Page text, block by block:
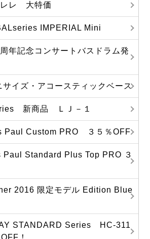
レ 大特価
IMPERIAL Mini
年記念コンサートバスドラム発
イズ・アコースティックベース
新商品 ＬＪ－１
Custom PRO ３５％OFF
Paul Standard Plus Top PRO ３
2016 限定モデル Edition Blue
STANDARD Series HC-311
！